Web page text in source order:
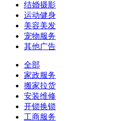
结婚摄影
运动健身
美容美发
宠物服务
其他广告
全部
家政服务
搬家拉货
安装维修
开锁换锁
工商服务